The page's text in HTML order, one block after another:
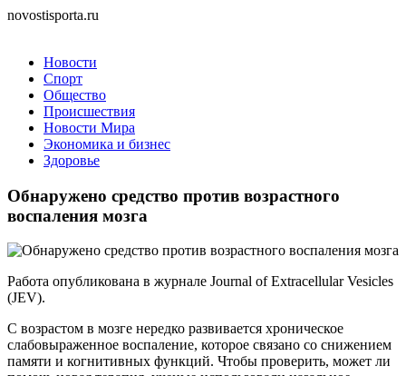
novostisporta.ru
Новости
Спорт
Общество
Происшествия
Новости Мира
Экономика и бизнес
Здоровье
Обнаружено средство против возрастного
воспаления мозга
Работа опубликована в журнале Journal of Extracellular Vesicles
(JEV).
С возрастом в мозге нередко развивается хроническое
слабовыраженное воспаление, которое связано со снижением
памяти и когнитивных функций. Чтобы проверить, может ли